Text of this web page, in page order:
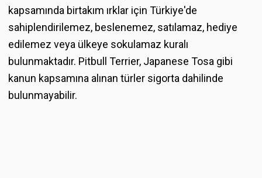
kapsamında birtakım ırklar için Türkiye'de
sahiplendirilemez, beslenemez, satılamaz, hediye
edilemez veya ülkeye sokulamaz kuralı
bulunmaktadır. Pitbull Terrier, Japanese Tosa gibi
kanun kapsamına alınan türler sigorta dahilinde
bulunmayabilir.